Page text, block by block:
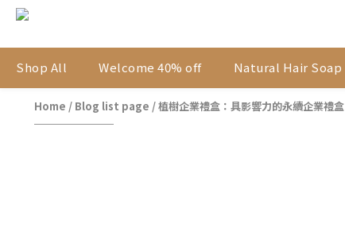
Shop All Welcome 40% off Natural Hair Soap
Home / Blog list page /植樹企業禮盒：具影響力的永續企業禮盒